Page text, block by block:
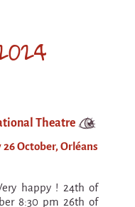
surrounding
Theatre
October, Orléans
happy ! 24th of
8:30 pm 26th of